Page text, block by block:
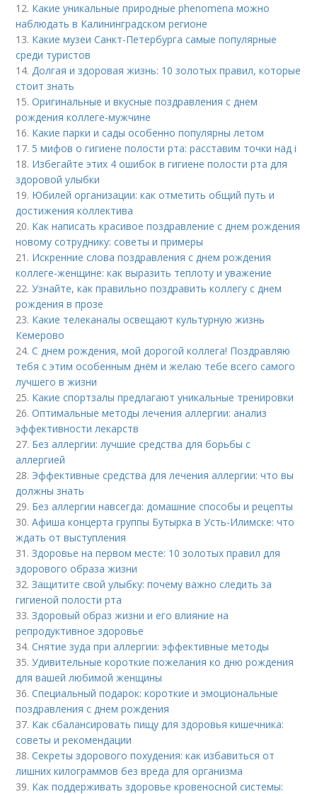
12. Какие уникальные природные phenomena можно
наблюдать в Калининградском регионе
13. Какие музеи Санкт-Петербурга самые популярные
среди туристов
14. Долгая и здоровая жизнь: 10 золотых правил, которые
стоит знать
15.Оригинальные и вкусные поздравления с днем
рождения коллеге-мужчине
16. Какие парки и сады особенно популярны летом
17. 5 мифов о гигиене полости рта: расставим точки над i
18. Избегайте этих 4 ошибок в гигиене полости рта для
здоровой улыбки
19. Юбилей организации: как отметить общий путь и
достижения коллектива
20. Как написать красивое поздравление с днем рождения
новому сотруднику: советы и примеры
21. Искренние слова поздравления с днем рождения
коллеге-женщине: как выразить теплоту и уважение
22.Узнайте, как правильно поздравить коллегу с днем
рождения в прозе
23. Какие телеканалы освещают культурную жизнь
Кемерово
24.С днем рождения, мой дорогой коллега! Поздравляю
тебя с этим особенным днём и желаю тебе всего самого
лучшего в жизни
25. Какие спортзалы предлагают уникальные тренировки
26.Оптимальные методы лечения аллергии: анализ
эффективности лекарств
27. Без аллергии: лучшие средства для борьбы с
аллергией
28. Эффективные средства для лечения аллергии: что вы
должны знать
29. Без аллергии навсегда: домашние способы и рецепты
30.Афиша концерта группы Бутырка в Усть-Илимске: что
ждать от выступления
31.Здоровье на первом месте: 10 золотых правил для
здорового образа жизни
32.Защитите свой улыбку: почему важно следить за
гигиеной полости рта
33.Здоровый образ жизни и его влияние на
репродуктивное здоровье
34.Снятие зуда при аллергии: эффективные методы
35.Удивительные короткие пожелания ко дню рождения
для вашей любимой женщины
36.Специальный подарок: короткие и эмоциональные
поздравления с днем рождения
37. Как сбалансировать пищу для здоровья кишечника:
советы и рекомендации
38.Секреты здорового похудения: как избавиться от
лишних килограммов без вреда для организма
39. Как поддерживать здоровье кровеносной системы: